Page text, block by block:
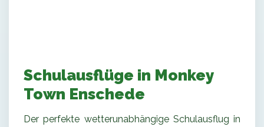
Schulausflüge in Monkey
Town Enschede
Der perfekte wetterunabhängige Schulausflug in